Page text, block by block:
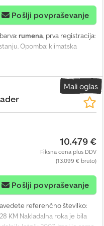
Pošlji povpraševanje
rumena, prva registracija:
Opomba: klimatska
Mali oglas
10.479 €
Fiksna cena plus DDV
(13.099 € bruto)
Pošlji povpraševanje
referenčno številko:
KM Nakladalna roka je bila